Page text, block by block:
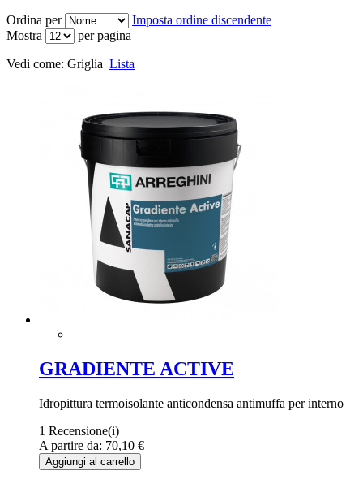
Ordina per
Imposta ordine discendente
Mostra
per pagina
Vedi come: Griglia Lista
GRADIENTE ACTIVE
Idropittura termoisolante anticondensa antimuffa per interno
1 Recensione(i)
A partire da: 70,10 €
Aggiungi al carrello